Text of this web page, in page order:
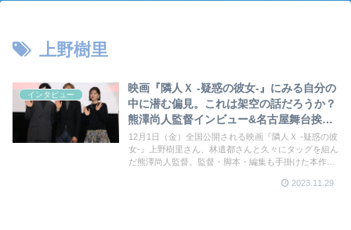
上野樹里
インタビュー
映画『隣人Ｘ -疑惑の彼女-』にみる自分の
中に潜む偏見。これは架空の話だろうか？
熊澤尚人監督インビュー&名古屋舞台挨拶
🎤（動画🎥）
12月1日（金）全国公開される映画『隣人Ｘ -疑惑の彼
女-』上野樹里さん、林遣都さんと久々にタッグを組ん
だ熊澤尚人監督。監督・脚本・編集も手掛けた本作へ
野さん、林さん、熊澤監督登壇の名古屋舞台挨拶の様
2023.11.29